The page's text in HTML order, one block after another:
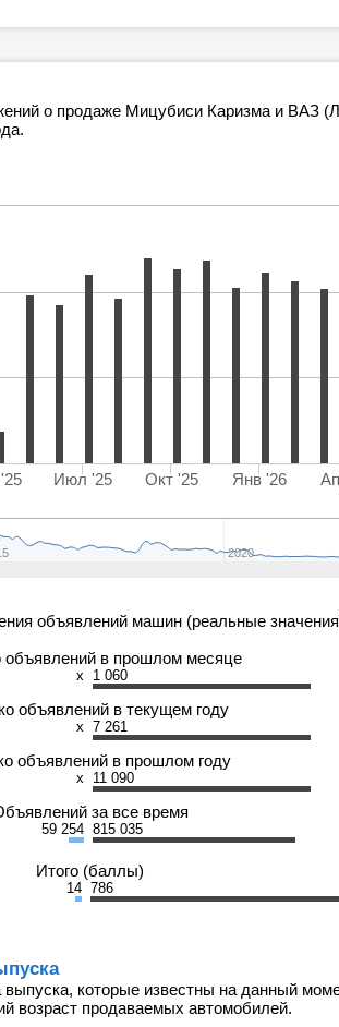
о продаже Мицубиси Каризма и ВАЗ
Июл '25 Окт '25 Янв '26
2020
объявлений машин (реальные
объявлений в прошлом месяце
x 1 060
объявлений в текущем году
x 7 261
объявлений в прошлом году
x 11 090
за все время
59 254 815 035
Итого (баллы)
14 786
которые известны на данный
возраст продаваемых автомобилей.